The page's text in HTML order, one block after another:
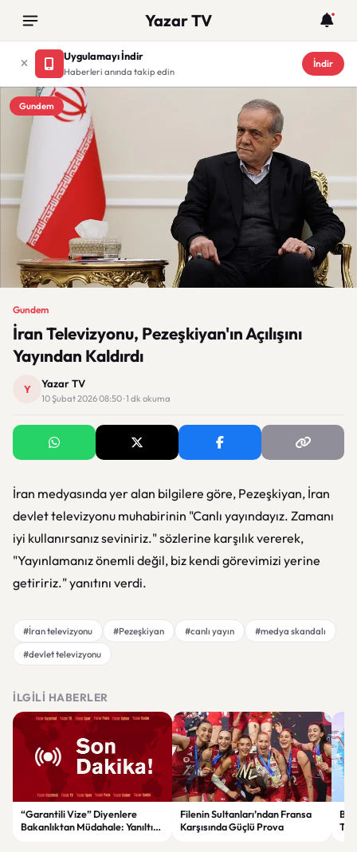
Yazar TV
Uygulamayı İndir
Haberleri anında takip edin
İndir
Gundem
Gundem
İran Televizyonu, Pezeşkiyan'ın Açılışını
Yayından Kaldırdı
Y Yazar TV
10 Şubat 2026 08:50 · 1 dk okuma
İran medyasında yer alan bilgilere göre, Pezeşkiyan, İran
devlet televizyonu muhabirinin "Canlı yayındayız. Zamanı
iyi kullanırsanız seviniriz." sözlerine karşılık vererek,
"Yayınlamanız önemli değil, biz kendi görevimizi yerine
getiririz." yanıtını verdi.
#İran televizyonu #Pezeşkiyan #canlı yayın
#medya skandalı
#devlet televizyonu
İLGILI HABERLER
“Garantili Vize” Diyenlere
Bakanlıktan Müdahale: Yanıltıcı
Filenin Sultanları’ndan Fransa
Karşısında Güçlü Prova